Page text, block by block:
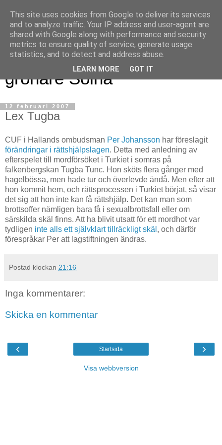
Magnus blogg - för ett
grönare Solna
12 februari 2007
Lex Tugba
CUF i Hallands ombudsman Per Johansson har föreslagit
förändringar i rättshjälpslagen. Detta med anledning av
efterspelet till mordförsöket i Turkiet i somras på
falkenbergskan Tugba Tunc. Hon sköts flera gånger med
hagelbössa, men hade tur och överlevde ändå. Men efter att
hon kommit hem, och rättsprocessen i Turkiet börjat, så visar
det sig att hon inte kan få rättshjälp. Det kan man som
brottsoffer nämligen bara få i sexualbrottsfall eller om
särskilda skäl finns. Att ha blivit utsatt för ett mordhot var
tydligen inte alls ett självklart tillräckligt skäl , och därför
förespråkar Per att lagstiftningen ändras.
Postad klockan 21:16
Inga kommentarer:
Skicka en kommentar
‹ ›
Startsida
Visa webbversion
This site uses cookies from Google to deliver its services
and to analyze traffic. Your IP address and user-agent are
shared with Google along with performance and security
metrics to ensure quality of service, generate usage
statistics, and to detect and address abuse.
LEARN MORE GOT IT